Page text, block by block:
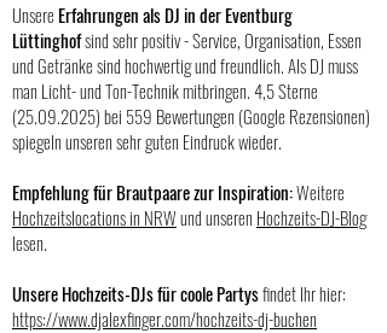
Unsere Erfahrungen als DJ in der Eventburg
Lüttinghofsind sehr positiv - Service, Organisation, Essen
und Getränke sind hochwertig und freundlich. Als DJ muss
man Licht- und Ton-Technik mitbringen. 4,5 Sterne
(25.09.2025)bei 559 Bewertungen (Google Rezensionen)
spiegeln unseren sehr guten Eindruck wieder.
Empfehlung für Brautpaare zur Inspiration:Weitere
Hochzeitslocations in NRWund unseren Hochzeits-DJ-Blog
lesen.
Unsere Hochzeits-DJs für coole Partysfindet Ihr hier:
https://www.djalexfinger.com/hochzeits-dj-buchen